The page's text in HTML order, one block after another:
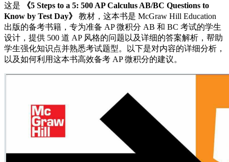
这是
《5 Steps to a 5: 500 AP Calculus AB/BC Questions to
Know by Test Day》
教材，这本书是 McGraw Hill Education
出版的备考书籍，专为准备 AP 微积分 AB 和 BC 考试的学生
设计，提供 500 道 AP 风格的问题以及详细的答案解析，帮助
学生强化知识点并熟悉考试题型。以下是对内容的详细分析，
以及如何利用这本书高效备考 AP 微积分的建议。